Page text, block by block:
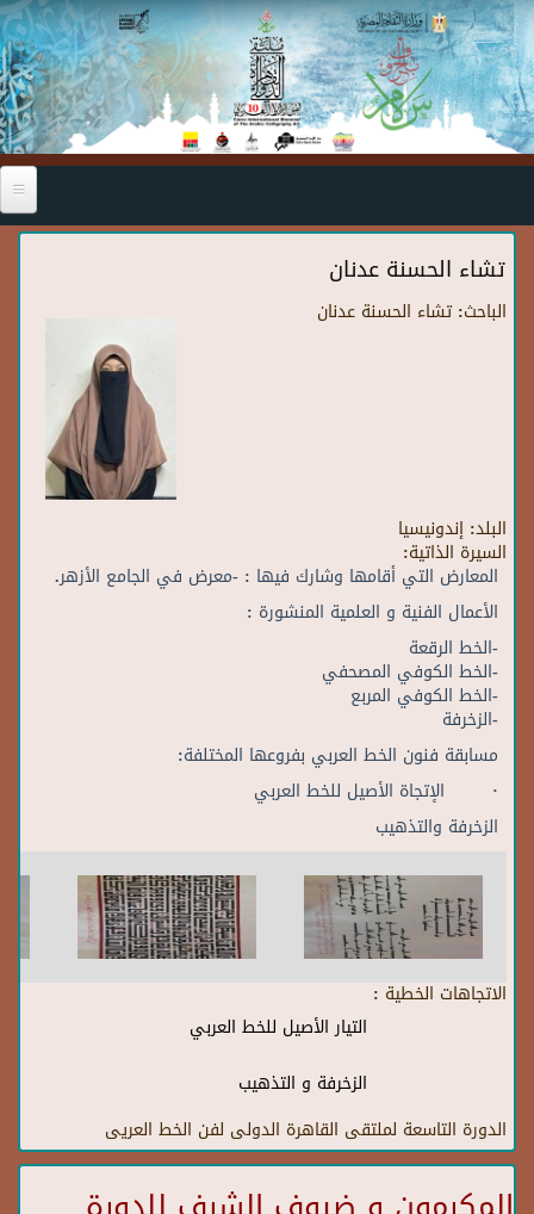
Skip to main content
تشاء الحسنة عدنان
الباحث: تشاء الحسنة عدنان
البلد: إندونيسيا
السيرة الذاتية:
المعارض التي أقامها وشارك فيها : -معرض في الجامع الأزهر.
الأعمال الفنية و العلمية المنشورة :
-الخط الرقعة
-الخط الكوفي المصحفي
-الخط الكوفي المربع
-الزخرفة
مسابقة فنون الخط العربي بفروعها المختلفة:
· الإتجاة الأصيل للخط العربي
الزخرفة والتذهيب
الاتجاهات الخطية :
التيار الأصيل للخط العربي
الزخرفة و التذهيب
الدورة التاسعة لملتقى القاهرة الدولى لفن الخط العريى